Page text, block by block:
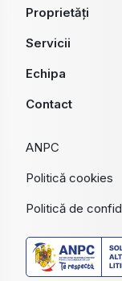
Proprietăți
Servicii
Echipa
Contact
ANPC
Politică cookies
Politică de